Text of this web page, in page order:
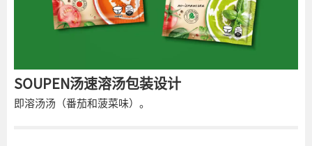
SOUPEN汤速溶汤包装设计
即溶汤汤（番茄和菠菜味）。